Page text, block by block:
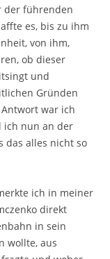
der führenden
es, bis zu ihm
von ihm,
ob dieser
und
Gründen
war ich
ich nun an der
das alles nicht so
ich in meiner
direkt
in sein
wollte, aus